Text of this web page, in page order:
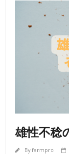
雄性不稔
Byfarmpro